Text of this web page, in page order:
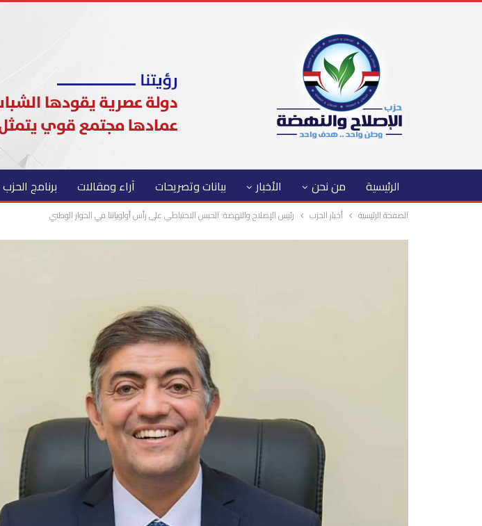
الرئيسية من نحن الأخبار بيانات وتصريحات آراء ومقالات برنامج الحزب
الصفحة الرئيسية أخبار الحزب رئيس الإصلاح والنهضة: الحبس الاحتياطي على رأس أولوياتنا في الحوار الوطني